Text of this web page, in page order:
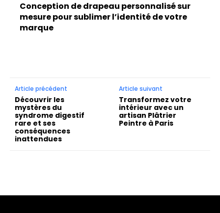
Conception de drapeau personnalisé sur
mesure pour sublimer l’identité de votre
marque
Article précédent
Découvrir les
mystères du
syndrome digestif
rare et ses
conséquences
inattendues
Article suivant
Transformez votre
intérieur avec un
artisan Plâtrier
Peintre à Paris